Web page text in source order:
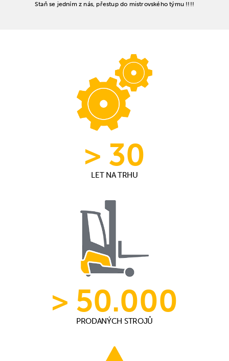
Staň se jedním z nás, přestup do mistrovského týmu !!!!
> 30
LET NA TRHU
> 50.000
PRODANÝCH STROJŮ